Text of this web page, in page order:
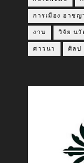
การเมือง อาชญ
งาน วิจัย นวั
ศาวนา ศิลป